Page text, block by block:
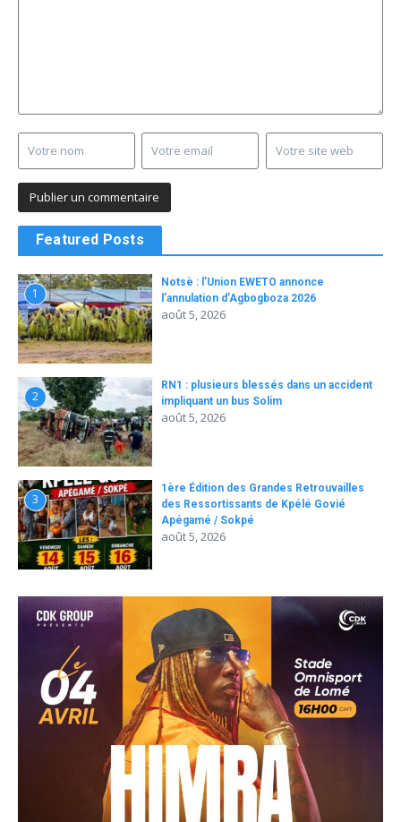
Featured Posts
1
Notsè : l’Union EWETO annonce
l’annulation d’Agbogboza 2026
août 5, 2026
2
RN1 : plusieurs blessés dans un accident
impliquant un bus Solim
août 5, 2026
3
1ère Édition des Grandes Retrouvailles
des Ressortissants de Kpélé Govié
Apégamé / Sokpé
août 5, 2026